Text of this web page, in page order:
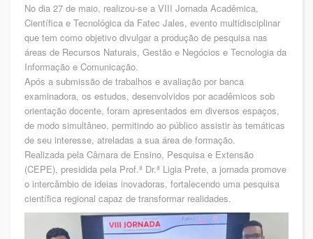
No dia 27 de maio, realizou-se a VIII Jornada Acadêmica,
Científica e Tecnológica da Fatec Jales, evento multidisciplinar
que tem como objetivo divulgar a produção de pesquisa nas
áreas de Recursos Naturais, Gestão e Negócios e Tecnologia da
Informação e Comunicação.
Após a submissão de trabalhos e avaliação por banca
examinadora, os estudos, desenvolvidos por acadêmicos sob
orientação docente, foram apresentados em diversos espaços,
de modo simultâneo, permitindo ao público assistir às temáticas
de seu interesse, atreladas a sua área de formação.
Realizada pela Câmara de Ensino, Pesquisa e Extensão
(CEPE), presidida pela Prof.ª Dr.ª Ligia Prete, a jornada promove
o intercâmbio de ideias inovadoras, fortalecendo uma pesquisa
científica regional capaz de transformar realidades.